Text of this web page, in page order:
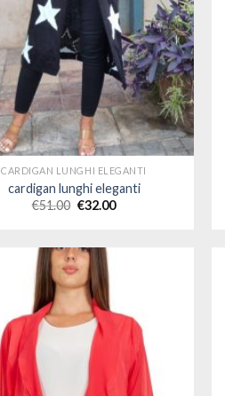
CARDIGAN LUNGHI ELEGANTI
cardigan lunghi eleganti
€51.00 €32.00